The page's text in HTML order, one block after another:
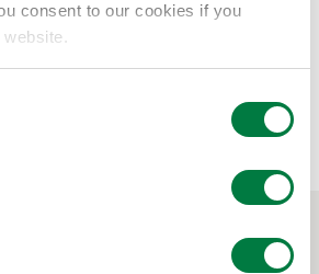
consent to our cookies if you
website.